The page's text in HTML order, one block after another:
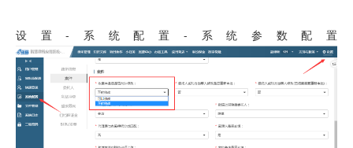
设置-系统配置-系统参数配置